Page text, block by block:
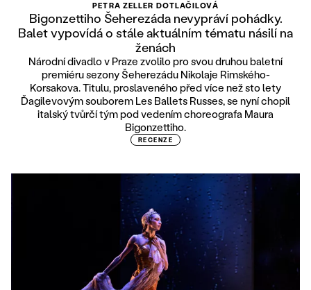
PETRA ZELLER DOTLAČILOVÁ
Bigonzettiho Šeherezáda nevypráví pohádky.
Balet vypovídá o stále aktuálním tématu násilí na
ženách
Národní divadlo v Praze zvolilo pro svou druhou baletní
premiéru sezony Šeherezádu Nikolaje Rimského-
Korsakova. Titulu, proslaveného před více než sto lety
Ďagilevovým souborem Les Ballets Russes, se nyní chopil
italský tvůrčí tým pod vedením choreografa Maura
Bigonzettiho.
RECENZE